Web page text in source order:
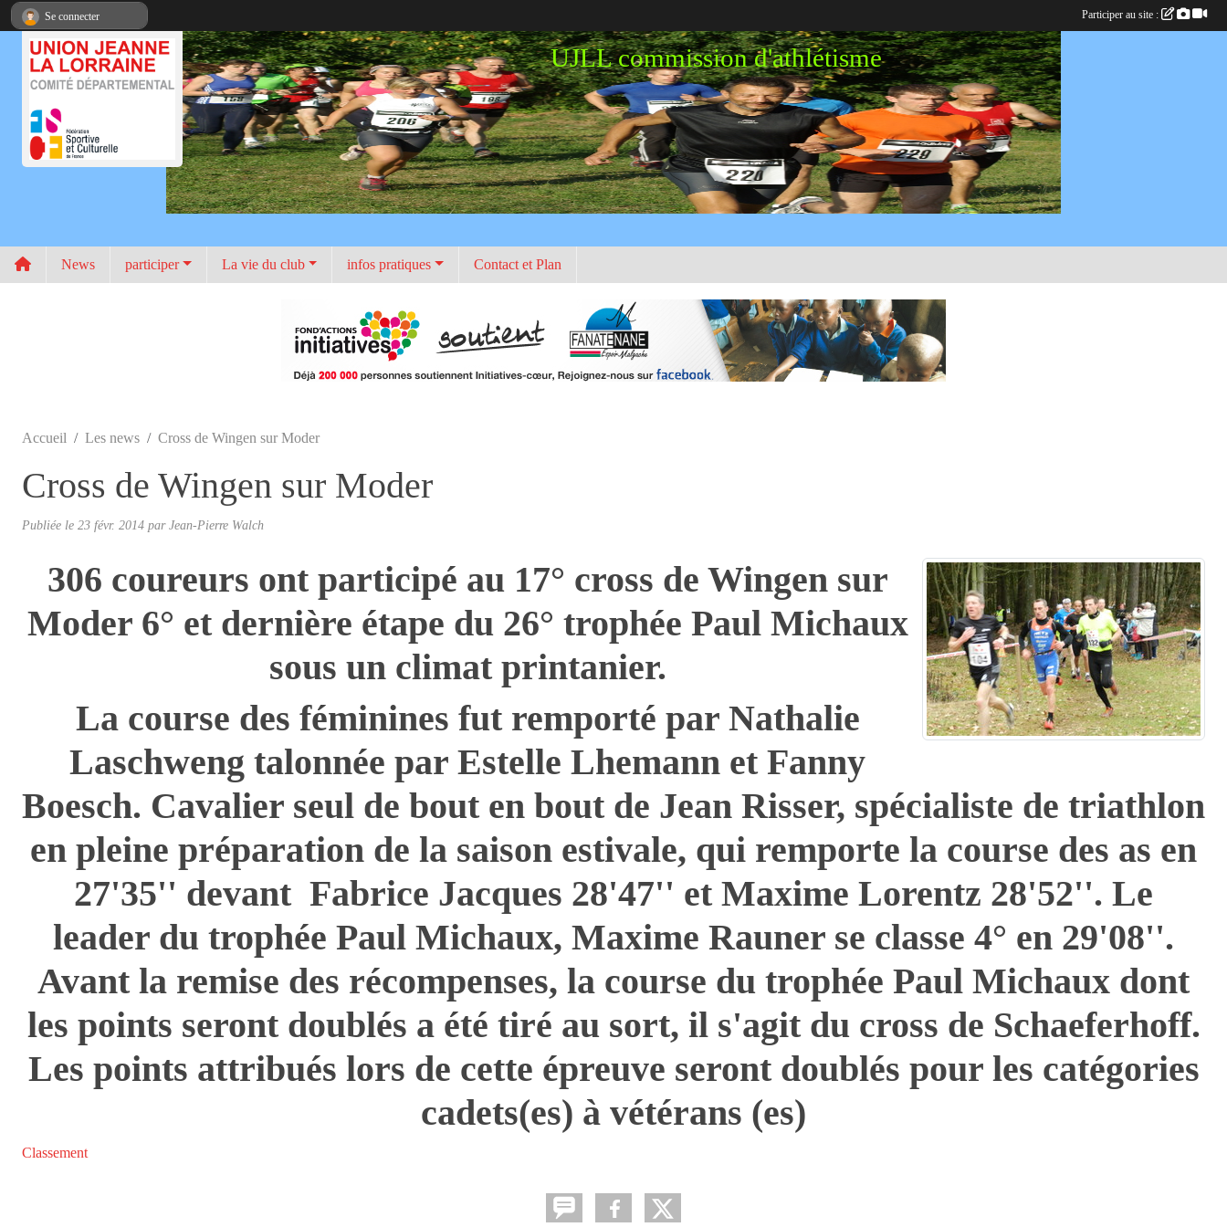
UJLL commission d'athlétisme
News participer La vie du club infos pratiques Contact et Plan
Accueil Les news Cross de Wingen sur Moder
Cross de Wingen sur Moder
Publiée le 23 févr. 2014 parJean-Pierre Walch
306 coureurs ont participé au 17° cross de Wingen sur
Moder 6° et dernière étape du 26° trophée Paul Michaux
sous un climat printanier.
La course des féminines fut remporté par Nathalie
Laschweng talonnée par Estelle Lhemann et Fanny
Boesch. Cavalier seul de bout en bout de Jean Risser, spécialiste de triathlon
en pleine préparation de la saison estivale, qui remporte la course des as en
27'35'' devant Fabrice Jacques 28'47'' et Maxime Lorentz 28'52''. Le
leader du trophée Paul Michaux, Maxime Rauner se classe 4° en 29'08''.
Avant la remise des récompenses, la course du trophée Paul Michaux dont
les points seront doublés a été tiré au sort, il s'agit du cross de Schaeferhoff.
Les points attribués lors de cette épreuve seront doublés pour les catégories
cadets(es) à vétérans (es)
Classement
Se connecter Participer au site :
Panneau de gestion des cookies